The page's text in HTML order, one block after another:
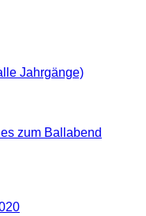
Jahrgänge)
zum Ballabend